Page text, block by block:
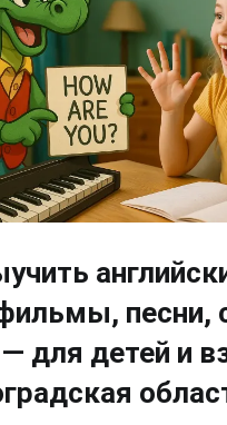
песни,
для детей и